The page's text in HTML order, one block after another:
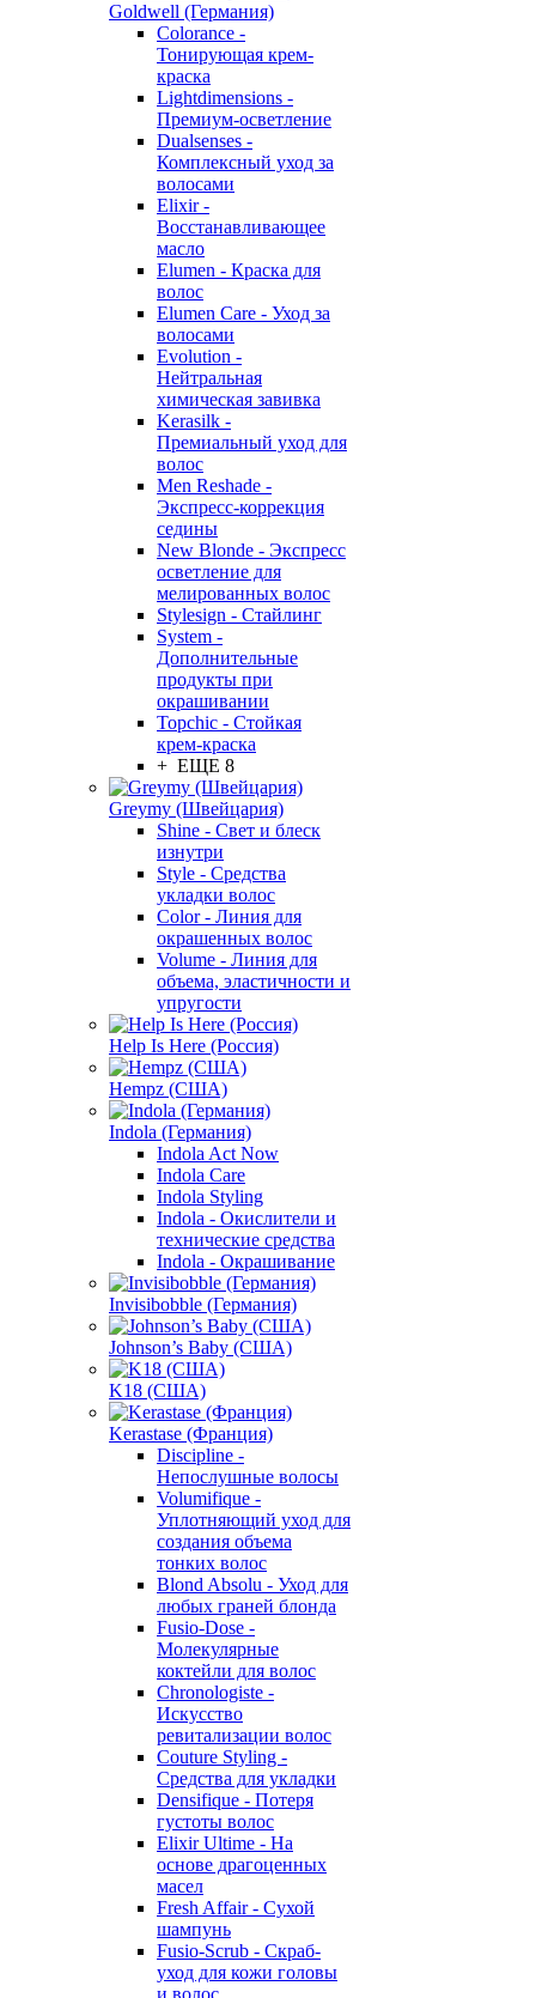
Goldwell (Германия)
Colorance -
Тонирующая крем-
краска
Lightdimensions -
Премиум-осветление
Dualsenses -
Комплексный уход за
волосами
Elixir -
Восстанавливающее
масло
Elumen - Краска для
волос
Elumen Care - Уход за
волосами
Evolution -
Нейтральная
химическая завивка
Kerasilk -
Премиальный уход для
волос
Men Reshade -
Экспресс-коррекция
седины
New Blonde - Экспресс
осветление для
мелированных волос
Stylesign - Стайлинг
System -
Дополнительные
продукты при
окрашивании
Topchic - Стойкая
крем-краска
+ ЕЩЕ 8
Greymy (Швейцария)
Shine - Свет и блеск
изнутри
Style - Средства
укладки волос
Color - Линия для
окрашенных волос
Volume - Линия для
объема, эластичности и
упругости
Help Is Here (Россия)
Hempz (США)
Indola (Германия)
Indola Act Now
Indola Care
Indola Styling
Indola - Окислители и
технические средства
Indola - Окрашивание
Invisibobble (Германия)
Johnson’s Baby (США)
K18 (США)
Kerastase (Франция)
Discipline -
Непослушные волосы
Volumifique -
Уплотняющий уход для
создания объема
тонких волос
Blond Absolu - Уход для
любых граней блонда
Fusio-Dose -
Молекулярные
коктейли для волос
Chronologiste -
Искусство
ревитализации волос
Couture Styling -
Средства для укладки
Densifique - Потеря
густоты волос
Elixir Ultime - На
основе драгоценных
масел
Fresh Affair - Сухой
шампунь
Fusio-Scrub - Скраб-
уход для кожи головы
и волос